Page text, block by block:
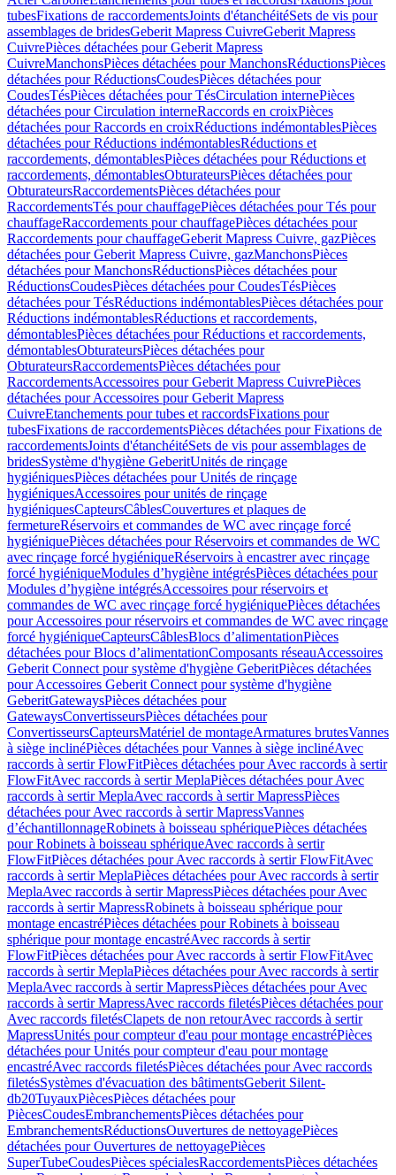
tubesFixations de raccordementsJoints d'étanchéitéSets de vis pour
assemblages de bridesGeberit Mapress CuivreGeberit Mapress
CuivrePièces détachées pour Geberit Mapress
CuivreManchonsPièces détachées pour ManchonsRéductionsPièces
détachées pour RéductionsCoudesPièces détachées pour
CoudesTésPièces détachées pour TésCirculation internePièces
détachées pour Circulation interneRaccords en croixPièces
détachées pour Raccords en croixRéductions indémontablesPièces
détachées pour Réductions indémontablesRéductions et
raccordements, démontablesPièces détachées pour Réductions et
raccordements, démontablesObturateursPièces détachées pour
ObturateursRaccordementsPièces détachées pour
RaccordementsTés pour chauffagePièces détachées pour Tés pour
chauffageRaccordements pour chauffagePièces détachées pour
Raccordements pour chauffageGeberit Mapress Cuivre, gazPièces
détachées pour Geberit Mapress Cuivre, gazManchonsPièces
détachées pour ManchonsRéductionsPièces détachées pour
RéductionsCoudesPièces détachées pour CoudesTésPièces
détachées pour TésRéductions indémontablesPièces détachées pour
Réductions indémontablesRéductions et raccordements,
démontablesPièces détachées pour Réductions et raccordements,
démontablesObturateursPièces détachées pour
ObturateursRaccordementsPièces détachées pour
RaccordementsAccessoires pour Geberit Mapress CuivrePièces
détachées pour Accessoires pour Geberit Mapress
CuivreEtanchements pour tubes et raccordsFixations pour
tubesFixations de raccordementsPièces détachées pour Fixations de
raccordementsJoints d'étanchéitéSets de vis pour assemblages de
bridesSystème d'hygiène GeberitUnités de rinçage
hygiéniquesPièces détachées pour Unités de rinçage
hygiéniquesAccessoires pour unités de rinçage
hygiéniquesCapteursCâblesCouvertures et plaques de
fermetureRéservoirs et commandes de WC avec rinçage forcé
hygiéniquePièces détachées pour Réservoirs et commandes de WC
avec rinçage forcé hygiéniqueRéservoirs à encastrer avec rinçage
forcé hygiéniqueModules d’hygiène intégrésPièces détachées pour
Modules d’hygiène intégrésAccessoires pour réservoirs et
commandes de WC avec rinçage forcé hygiéniquePièces détachées
pour Accessoires pour réservoirs et commandes de WC avec rinçage
forcé hygiéniqueCapteursCâblesBlocs d’alimentationPièces
détachées pour Blocs d’alimentationComposants réseauAccessoires
Geberit Connect pour système d'hygiène GeberitPièces détachées
pour Accessoires Geberit Connect pour système d'hygiène
GeberitGatewaysPièces détachées pour
GatewaysConvertisseursPièces détachées pour
ConvertisseursCapteursMatériel de montageArmatures brutesVannes
à siège inclinéPièces détachées pour Vannes à siège inclinéAvec
raccords à sertir FlowFitPièces détachées pour Avec raccords à sertir
FlowFitAvec raccords à sertir MeplaPièces détachées pour Avec
raccords à sertir MeplaAvec raccords à sertir MapressPièces
détachées pour Avec raccords à sertir MapressVannes
d’échantillonnageRobinets à boisseau sphériquePièces détachées
pour Robinets à boisseau sphériqueAvec raccords à sertir
FlowFitPièces détachées pour Avec raccords à sertir FlowFitAvec
raccords à sertir MeplaPièces détachées pour Avec raccords à sertir
MeplaAvec raccords à sertir MapressPièces détachées pour Avec
raccords à sertir MapressRobinets à boisseau sphérique pour
montage encastréPièces détachées pour Robinets à boisseau
sphérique pour montage encastréAvec raccords à sertir
FlowFitPièces détachées pour Avec raccords à sertir FlowFitAvec
raccords à sertir MeplaPièces détachées pour Avec raccords à sertir
MeplaAvec raccords à sertir MapressPièces détachées pour Avec
raccords à sertir MapressAvec raccords filetésPièces détachées pour
Avec raccords filetésClapets de non retourAvec raccords à sertir
MapressUnités pour compteur d'eau pour montage encastréPièces
détachées pour Unités pour compteur d'eau pour montage
encastréAvec raccords filetésPièces détachées pour Avec raccords
filetésSystèmes d'évacuation des bâtimentsGeberit Silent-
db20TuyauxPiècesPièces détachées pour
PiècesCoudesEmbranchementsPièces détachées pour
EmbranchementsRéductionsOuvertures de nettoyagePièces
détachées pour Ouvertures de nettoyagePièces
SuperTubeCoudesPièces spécialesRaccordementsPièces détachées